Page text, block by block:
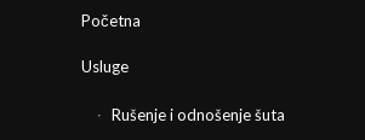
Početna
Usluge
Rušenje i odnošenje šuta